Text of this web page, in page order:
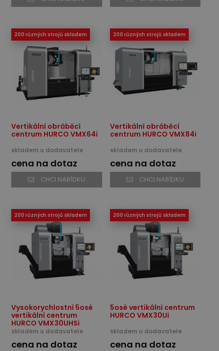
200 různých strojů skladem
Vertikální obráběcí
centrum HURCO VMX64i
skladem u dodavatele
cena na dotaz
CHCI NABÍDKU
200 různých strojů skladem
Vertikální obráběcí
centrum HURCO VMX84i
skladem u dodavatele
cena na dotaz
CHCI NABÍDKU
200 různých strojů skladem
Vysokorychlostní 5osé
vertikální centrum
HURCO VMX30UHSi
skladem u dodavatele
cena na dotaz
200 různých strojů skladem
5osé vertikální centrum
HURCO VMX30Ui
skladem u dodavatele
cena na dotaz